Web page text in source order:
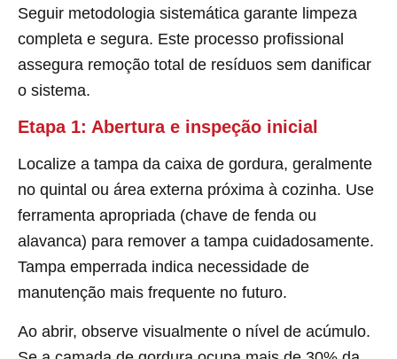
Seguir metodologia sistemática garante limpeza
completa e segura. Este processo profissional
assegura remoção total de resíduos sem danificar
o sistema.
Etapa 1: Abertura e inspeção inicial
Localize a tampa da caixa de gordura, geralmente
no quintal ou área externa próxima à cozinha. Use
ferramenta apropriada (chave de fenda ou
alavanca) para remover a tampa cuidadosamente.
Tampa emperrada indica necessidade de
manutenção mais frequente no futuro.
Ao abrir, observe visualmente o nível de acúmulo.